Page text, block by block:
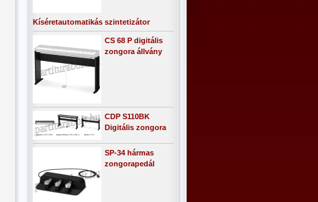
Kíséretautomatikás szintetizátor
CS 68 P digitális
zongora állvány
CDP S110BK
Digitális zongora
SP-34 hármas
zongorapedál